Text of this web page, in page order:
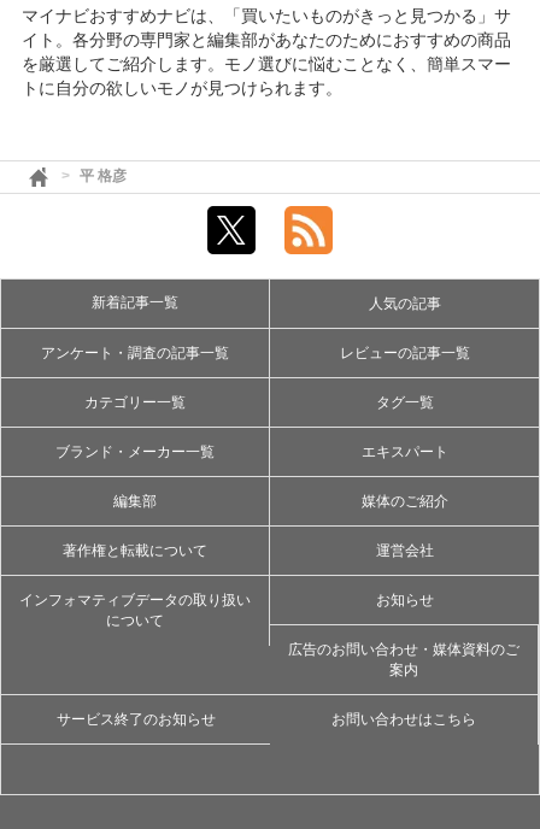
マイナビおすすめナビは、「買いたいものがきっと見つかる」サ
イト。各分野の専門家と編集部があなたのためにおすすめの商品
を厳選してご紹介します。モノ選びに悩むことなく、簡単スマー
トに自分の欲しいモノが見つけられます。
平 格彦
新着記事一覧 人気の記事
アンケート・調査の記事一覧 レビューの記事一覧
カテゴリー一覧 タグ一覧
ブランド・メーカー一覧 エキスパート
編集部 媒体のご紹介
著作権と転載について 運営会社
インフォマティブデータの取り扱い
について
お知らせ
広告のお問い合わせ・媒体資料のご
案内
サービス終了のお知らせ お問い合わせはこちら